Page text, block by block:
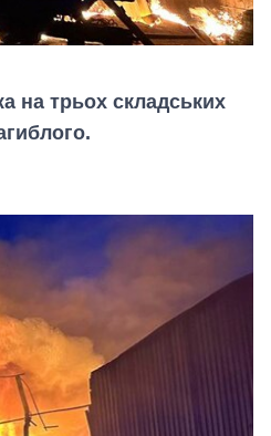
на трьох складських
Скільки картоплі
вирощували в
Україні до і під час
великої війни